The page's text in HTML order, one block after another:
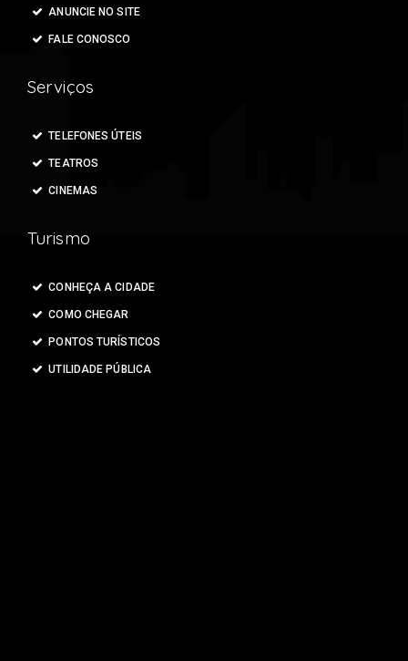
ANUNCIE NO SITE
FALE CONOSCO
Serviços
TELEFONES ÚTEIS
TEATROS
CINEMAS
Turismo
CONHEÇA A CIDADE
COMO CHEGAR
PONTOS TURÍSTICOS
UTILIDADE PÚBLICA